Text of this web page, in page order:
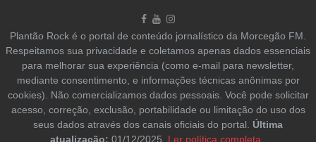
Plantão Rock é o portal de conteúdo jornalístico da Morcegão FM.
Respeitamos sua privacidade e coletamos apenas dados essenciais
para melhorar sua experiência (como e-mail para newsletter,
mediante consentimento, e informações técnicas anônimas por
cookies). Não comercializamos dados pessoais. Você pode solicitar
acesso, correção, exclusão, portabilidade ou limitação do uso dos
seus dados através dos canais oficiais do portal. Última
atualização: 01/12/2025. Ler política completa